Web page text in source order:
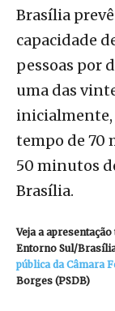
Brasília
capacidade
pessoas por
uma das
inicialmente,
tempo de 70
50 minutos
Brasília.
Veja a
Entorno Sul/
pública da Câmara
Borges (PSDB)